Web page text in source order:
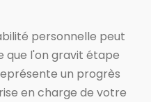
personnelle peut
que l'on gravit étape
un progrès
en charge de votre